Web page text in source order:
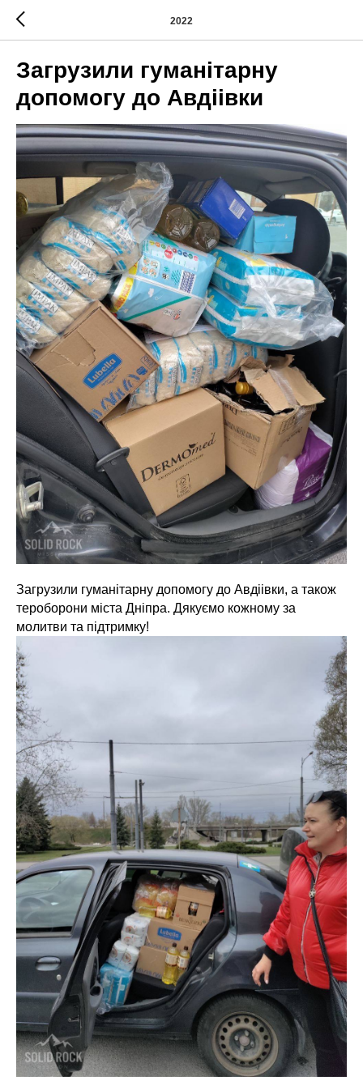
2022
Загрузили гуманітарну
допомогу до Авдіівки
Загрузили гуманітарну допомогу до Авдіівки, а також
тероборони міста Дніпра. Дякуємо кожному за
молитви та підтримку!